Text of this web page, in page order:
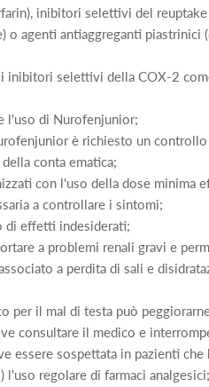
inibitori selettivi del
o agenti antiaggreganti piastrinici
inibitori selettivi della COX-2
l'uso di Nurofenjunior;
è richiesto un
conta ematica;
con l'uso della dose minima
a controllare i sintomi;
di effetti indesiderati;
a problemi renali gravi e
a perdita di sali e
per il mal di testa può
consultare il medico e
essere sospettata in pazienti che
regolare di farmaci analgesici;